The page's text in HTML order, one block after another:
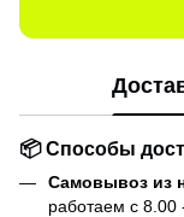
📦 Способы
Самовывоз из
работаем с 8.00